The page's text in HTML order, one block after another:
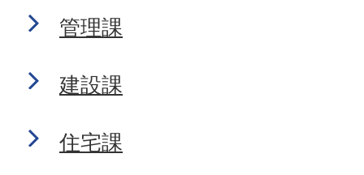
管理課
建設課
住宅課